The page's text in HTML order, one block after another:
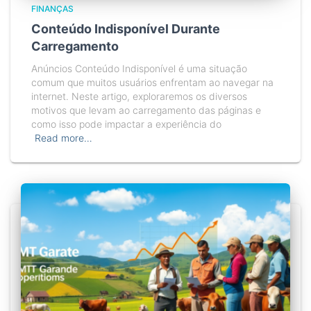
FINANÇAS
Conteúdo Indisponível Durante
Carregamento
Anúncios Conteúdo Indisponível é uma situação
comum que muitos usuários enfrentam ao navegar na
internet. Neste artigo, exploraremos os diversos
motivos que levam ao carregamento das páginas e
como isso pode impactar a experiência do
Read more…